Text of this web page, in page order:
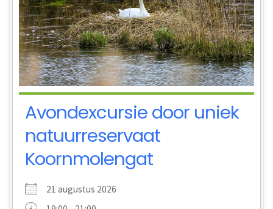
Avondexcursie door uniek
natuurreservaat
Koornmolengat
21 augustus 2026